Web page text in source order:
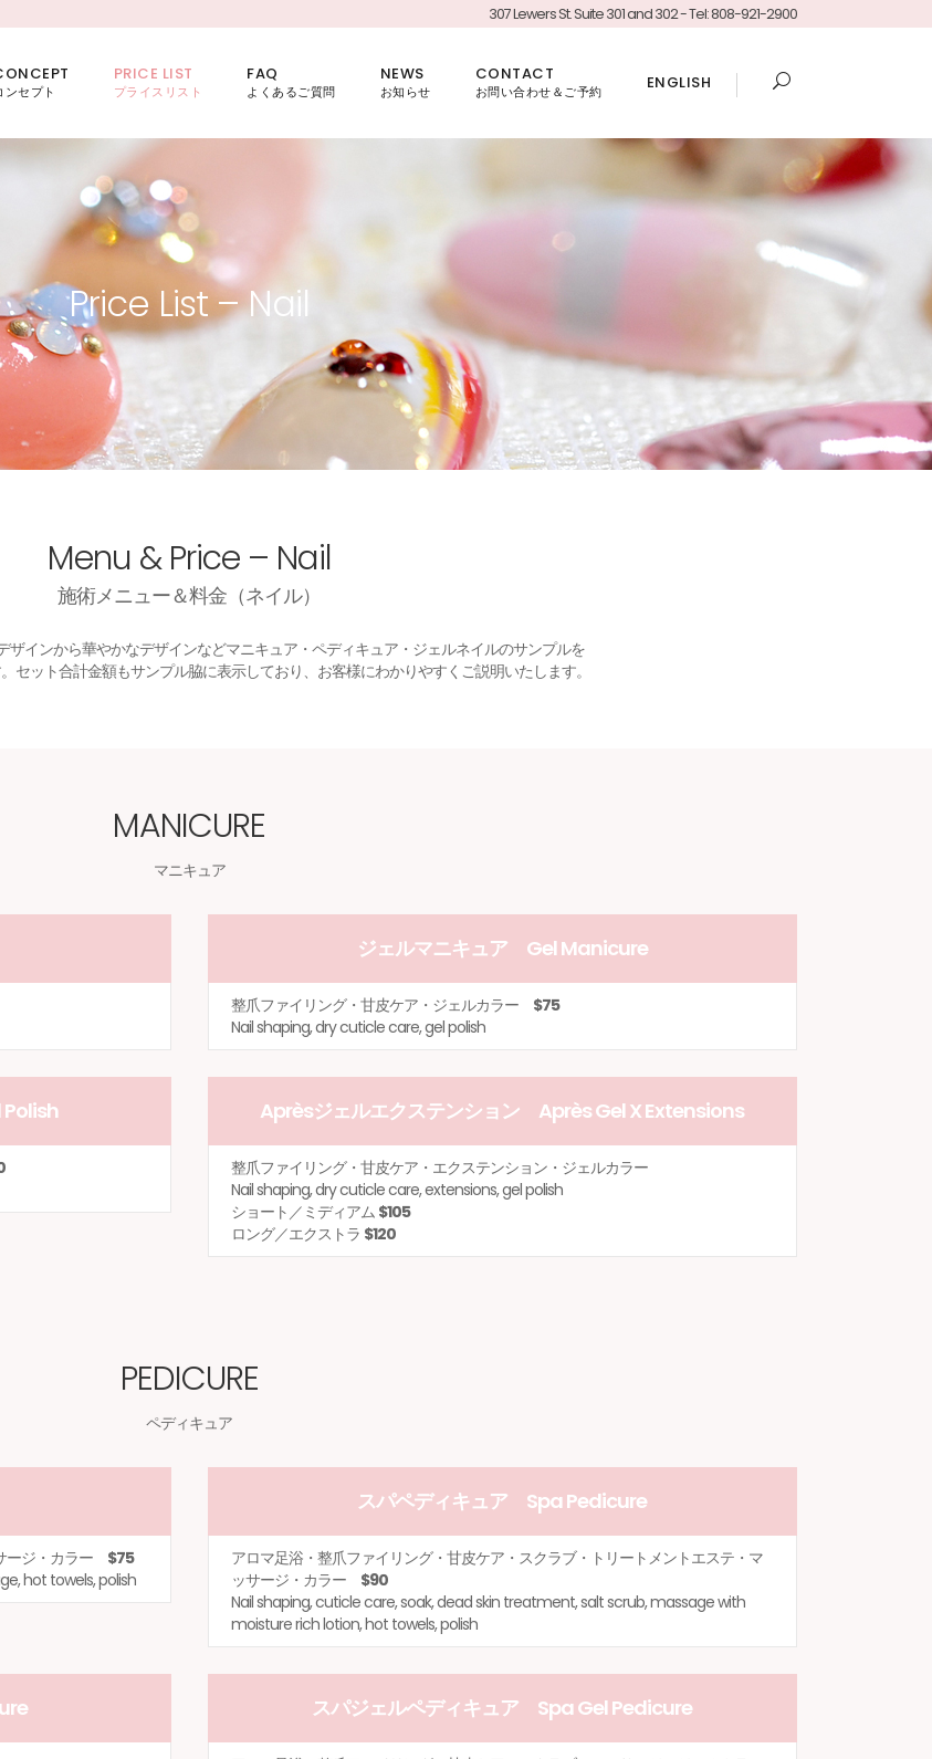
307 Lewers St. Suite 301 and 302 - Tel: 808-921-2900
ンセプト
PRICE LIST
プライスリスト
FAQ
よくあるご質問
NEWS
お知らせ
CONTACT
お問い合わせ＆ご予約 ENGLISH
Price List – Nail
Menu & Price – Nail
施術メニュー＆料金（ネイル）
ザインから華やかなデザインなどマニキュア・ペディキュア・ジェルネイルのサンプルを
セット合計金額もサンプル脇に表示しており、お客様にわかりやすくご説明いたします。
MANICURE
マニキュア
ジェルマニキュア Gel Manicure
整爪ファイリング・甘皮ケア・ジェルカラー $75
Nail shaping, dry cuticle care, gel polish
Aprèsジェルエクステンション Après Gel X Extensions
整爪ファイリング・甘皮ケア・エクステンション・ジェルカラー
Nail shaping, dry cuticle care, extensions, gel polish
ショート／ミディアム $105
ロング／エクストラ $120
PEDICURE
ペディキュア
ージ・カラー $75
hot towels, polish
スパペディキュア Spa Pedicure
アロマ足浴・整爪ファイリング・甘皮ケア・スクラブ・トリートメントエステ・マ
ッサージ・カラー $90
Nail shaping, cuticle care, soak, dead skin treatment, salt scrub, massage with
moisture rich lotion, hot towels, polish
スパジェルペディキュア Spa Gel Pedicure